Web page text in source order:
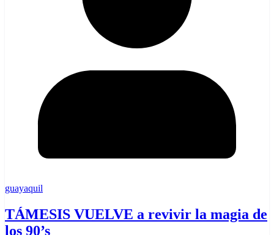
guayaquil
TÁMESIS VUELVE a revivir la magia de
los 90’s